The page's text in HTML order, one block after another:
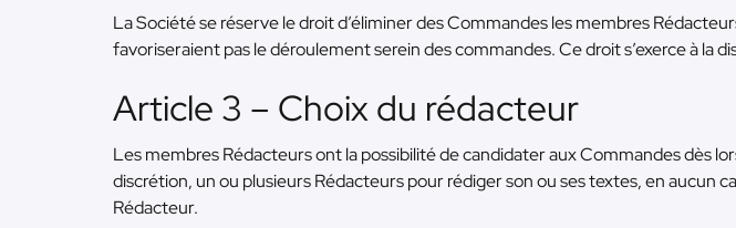
La Société se réserve le droit d’éliminer des Commandes les membres
favoriseraient pas le déroulement serein des commandes. Ce droit s’exerce à
Article 3 – Choix du rédacteur
Les membres Rédacteurs ont la possibilité de candidater aux Commandes dès
discrétion, un ou plusieurs Rédacteurs pour rédiger son ou ses textes, en aucun
Rédacteur.